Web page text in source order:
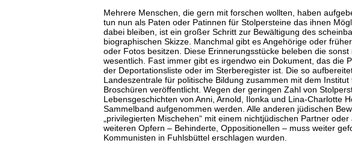
Mehrere Menschen, die gern mit forschen wollten, haben
tun nun als Paten oder Patinnen für Stolpersteine das ihnen
dabei bleiben, ist ein großer Schritt zur Bewältigung des
biographischen Skizze. Manchmal gibt es Angehörige oder
oder Fotos besitzen. Diese Erinnerungsstücke beleben die
wesentlich. Fast immer gibt es irgendwo ein Dokument, das die
der Deportationsliste oder im Sterberegister ist. Die so
Landeszentrale für politische Bildung zusammen mit dem
Broschüren veröffentlicht. Wegen der geringen Zahl von
Lebensgeschichten von Anni, Arnold, Ilonka und Lina-Charlotte
Sammelband aufgenommen werden. Alle anderen jüdischen
„privilegierten Mischehen“ mit einem nichtjüdischen Partner
weiteren Opfern – Behinderte, Oppositionellen – muss weiter
Kommunisten in Fuhlsbüttel erschlagen wurden.